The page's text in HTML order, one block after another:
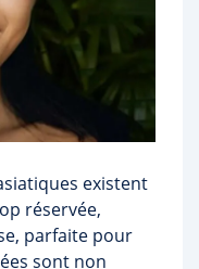
existent
réservée,
parfaite pour
sont non